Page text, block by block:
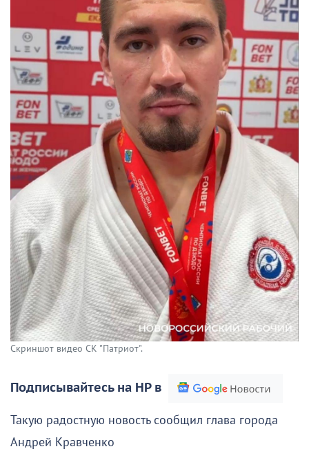
Скриншот видео СК "Патриот".
Подписывайтесь на НР в
Такую радостную новость сообщил глава города
Андрей Кравченко